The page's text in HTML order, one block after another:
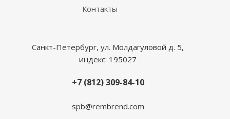
Контакты
Санкт-Петербург, ул. Молдагуловой д. 5,
индекс: 195027
+7 (812) 309-84-10
spb@rembrend.com